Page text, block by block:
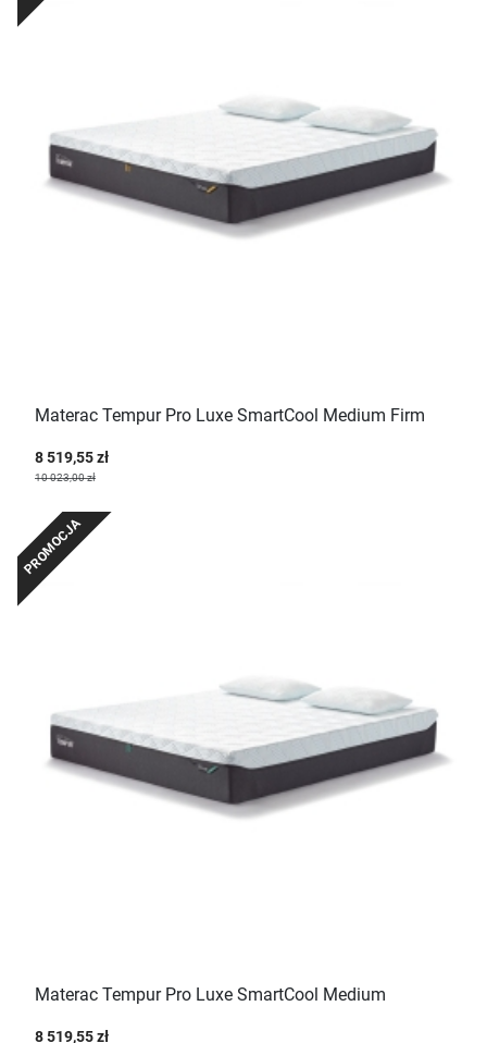
Materac Tempur Pro Luxe SmartCool Medium Firm
8 519,55 zł
10 023,00 zł
PROMOCJA
Materac Tempur Pro Luxe SmartCool Medium
8 519,55 zł